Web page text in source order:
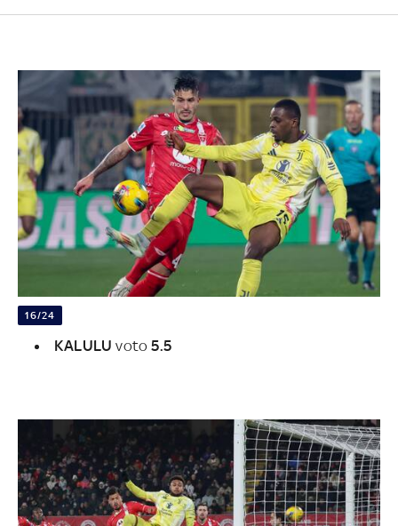
16/24
KALULUvoto 5.5